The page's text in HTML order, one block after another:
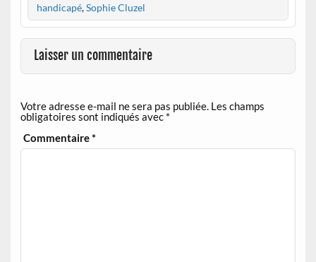
handicapé,Sophie Cluzel
Laisser un commentaire
Votre adresse e-mail ne sera pas publiée. Les champs
obligatoires sont indiqués avec *
Commentaire*